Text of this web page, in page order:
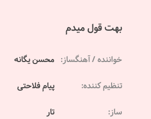
بهت قول میدم
خواننده / آهنگساز: محسن یگانه
تنظیم کننده: پیام فلاحتی
ساز: تار